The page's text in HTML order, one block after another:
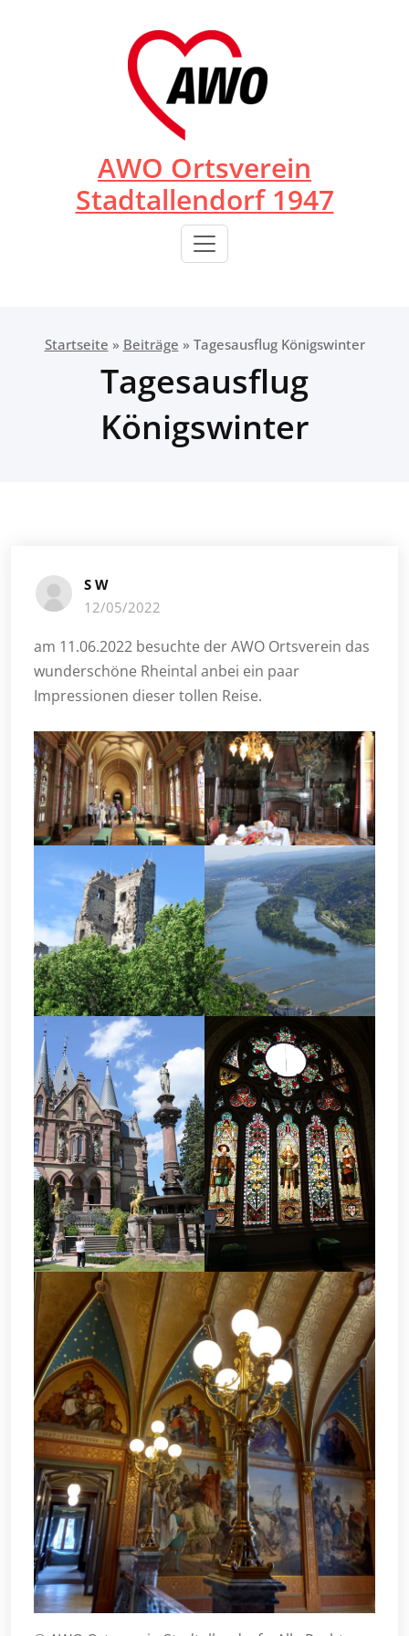
AWO Ortsverein
Stadtallendorf 1947
Startseite » Beiträge » Tagesausflug Königswinter
Tagesausflug
Königswinter
S W
12/05/2022
am 11.06.2022 besuchte der AWO Ortsverein das
wunderschöne Rheintal anbei ein paar
Impressionen dieser tollen Reise.